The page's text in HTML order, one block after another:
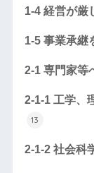
1-4 経営が厳
1-5 事業承継
2-1 専門家等
2-1-1 工学、
13
2-1-2 社会科